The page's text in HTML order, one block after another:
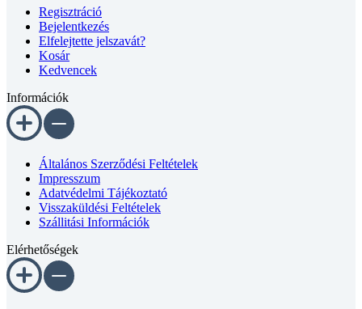
M8x30
mennyiség
Regisztráció
Bejelentkezés
Elfelejtette jelszavát?
Kosár
Kedvencek
Információk
Általános Szerződési Feltételek
Impresszum
Adatvédelmi Tájékoztató
Visszaküldési Feltételek
Szállitási Információk
Elérhetőségek